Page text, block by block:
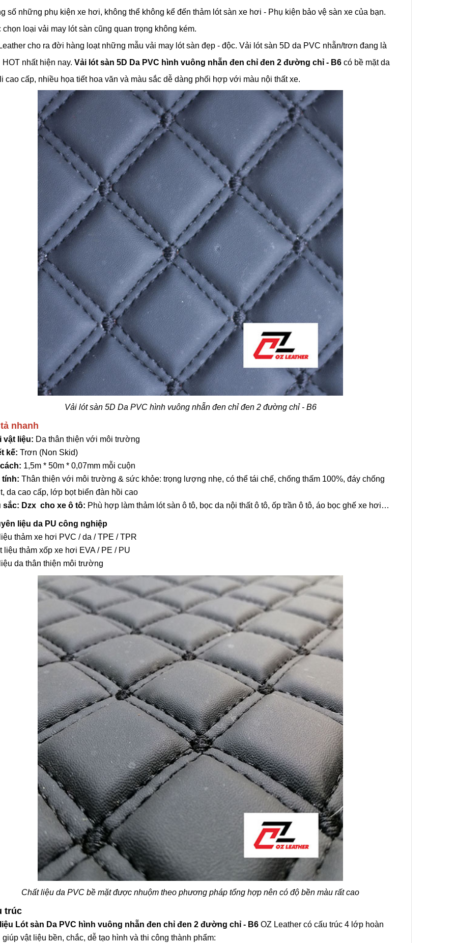
số những phụ kiện xe hơi, không thể không kể đến thảm lót sàn xe hơi - Phụ kiện bảo vệ sàn xe của bạn.
chọn loại vải may lót sàn cũng quan trọng không kém.
cho ra đời hàng loạt những mẫu vải may lót sàn đẹp - độc. Vải lót sàn 5D da PVC nhẵn/trơn đang là
HOT nhất hiện nay. Vải lót sàn 5D Da PVC hình vuông nhẵn đen chỉ đen 2 đường chỉ - B6 có bề mặt da
cao cấp, nhiều họa tiết hoa văn và màu sắc dễ dàng phối hợp với màu nội thất xe.
Vải lót sàn 5D Da PVC hình vuông nhẵn đen chỉ đen 2 đường chỉ - B6
nhanh
vật liệu: Da thân thiện với môi trường
kế: Trơn (Non Skid)
1,5m * 50m * 0,07mm mỗi cuộn
tính: Thân thiện với môi trường & sức khỏe: trọng lượng nhẹ, có thể tái chế, chống thấm 100%, đáy chống
da cao cấp, lớp bọt biển đàn hồi cao
sắc: Dzx cho xe ô tô: Phù hợp làm thảm lót sàn ô tô, bọc da nội thất ô tô, ốp trần ô tô, áo bọc ghế xe hơi…
liệu da PU công nghiệp
thảm xe hơi PVC / da / TPE / TPR
liệu thảm xốp xe hơi EVA / PE / PU
da thân thiện môi trường
Chất liệu da PVC bề mặt được nhuộm theo phương pháp tổng hợp nên có độ bền màu rất cao
trúc
Lót sàn Da PVC hình vuông nhẵn đen chỉ đen 2 đường chỉ - B6 OZ Leather có cấu trúc 4 lớp hoàn
giúp vật liệu bền, chắc, dễ tạo hình và thi công thành phẩm:
Ghế Tốt Nhất 2019
Da Cacbon – Khí Chất Và
Đẳng Cấp
13/11/2019